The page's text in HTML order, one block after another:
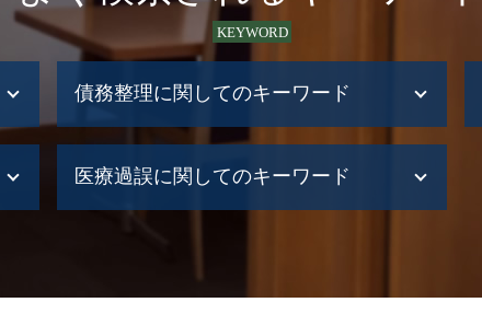
KEYWORD
債務整理に関してのキーワード
債務整理 手続き 流れ
債務整理 江別市
医療過誤に関してのキーワード